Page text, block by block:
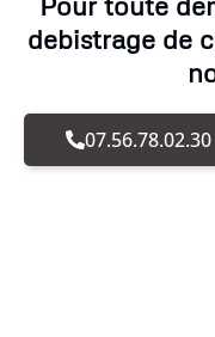
debistrage de
07.56.78.02.30